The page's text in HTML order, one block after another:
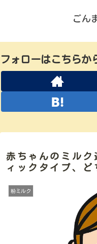
ごん
フォローはこちら
赤ちゃんのミルク
ィックタイプ、ど
粉ミルク